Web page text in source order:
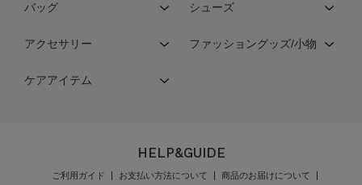
バッグ シューズ
アクセサリー ファッショングッズ/小物
ケアアイテム
HELP&GUIDE
ご利用ガイド お支払い方法について
商品のお届けについて